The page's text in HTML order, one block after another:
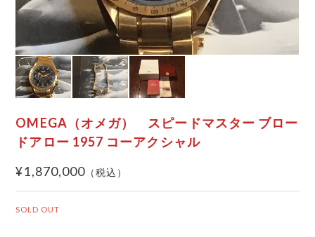
OMEGA（オメガ） スピードマスター ブロー
ドアロー 1957 コーアクシャル
¥1,870,000
SOLD OUT